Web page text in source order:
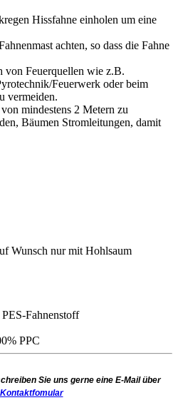
Hissfahne einholen um eine
achten, so dass die Fahne
von Feuerquellen wie z.B.
Feuerwerk oder beim
vermeiden.
mindestens 2 Metern zu
Bäumen Stromleitungen, damit
Wunsch nur mit Hohlsaum
Fahnenstoff
PPC
Sie uns gerne eine E-Mail über
Kontaktfomular